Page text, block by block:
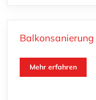
Balkonsanierung
Mehr erfahren